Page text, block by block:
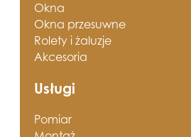
Okna
Okna przesuwne
Rolety i żaluzje
Akcesoria
Usługi
Pomiar